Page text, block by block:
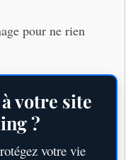
pour ne rien
votre site
?
votre vie